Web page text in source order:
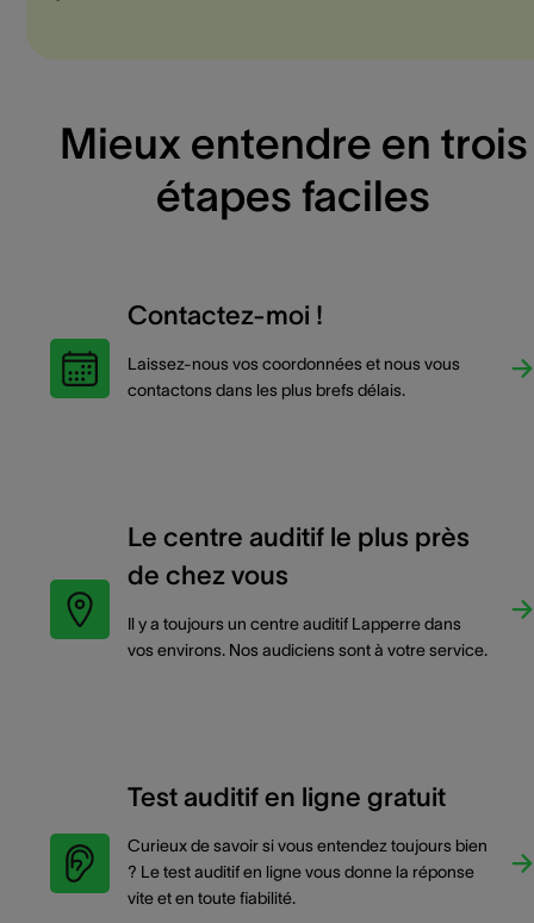
Mieux entendre en trois
étapes faciles
Contactez-moi !
Laissez-nous vos coordonnées et nous vous
contactons dans les plus brefs délais.
Le centre auditif le plus près
de chez vous
Il y a toujours un centre auditif Lapperre dans
vos environs. Nos audiciens sont à votre service.
Test auditif en ligne gratuit
Curieux de savoir si vous entendez toujours bien
? Le test auditif en ligne vous donne la réponse
vite et en toute fiabilité.